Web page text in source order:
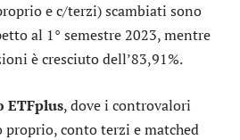
e c/terzi) scambiati sono
al 1° semestre 2023, mentre
è cresciuto dell’83,91%.
ETFplus, dove i controvalori
conto terzi e matched